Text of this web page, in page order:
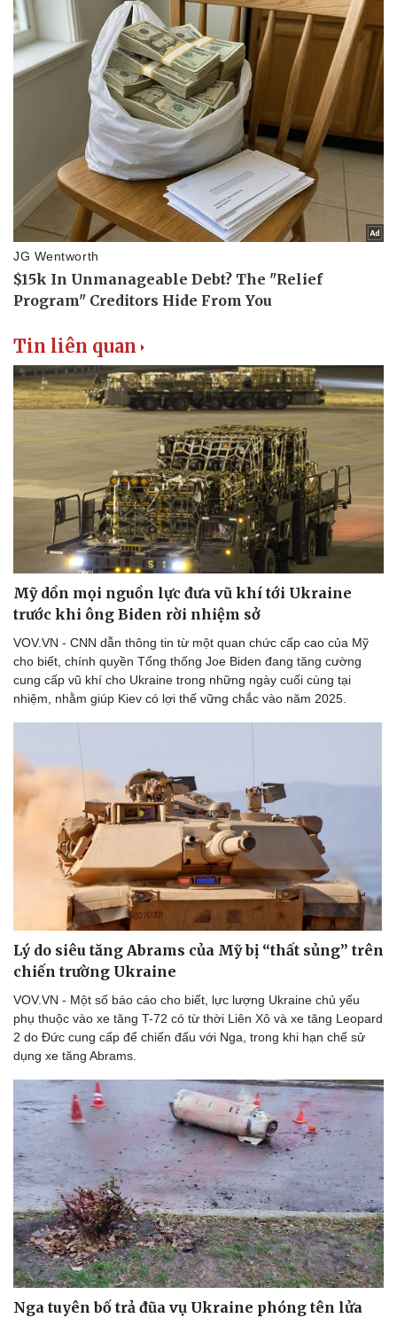
Thể thao
Bóng đá
Lịch thi đấu bóng đá
Thế giới thể thao
eSports
Hậu trường
Ô tô - Xe máy
Ô tô
Xe máy
Tin liên quan
Mỹ dồn mọi nguồn lực đưa vũ khí tới Ukraine
trước khi ông Biden rời nhiệm sở
VOV.VN - CNN dẫn thông tin từ một quan chức cấp cao của Mỹ
cho biết, chính quyền Tổng thống Joe Biden đang tăng cường
cung cấp vũ khí cho Ukraine trong những ngày cuối cùng tại
nhiệm, nhằm giúp Kiev có lợi thế vững chắc vào năm 2025.
Lý do siêu tăng Abrams của Mỹ bị “thất sủng” trên
chiến trường Ukraine
VOV.VN - Một số báo cáo cho biết, lực lượng Ukraine chủ yếu
phụ thuộc vào xe tăng T-72 có từ thời Liên Xô và xe tăng Leopard
2 do Đức cung cấp để chiến đấu với Nga, trong khi hạn chế sử
dụng xe tăng Abrams.
Nga tuyên bố trả đũa vụ Ukraine phóng tên lửa